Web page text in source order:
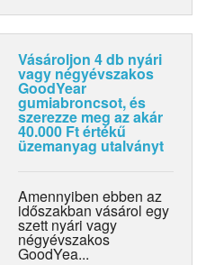
Vásároljon 4 db nyári
vagy négyévszakos
GoodYear
gumiabroncsot, és
szerezze meg az akár
40.000 Ft értékű
üzemanyag utalványt
Amennyiben ebben az
időszakban vásárol egy
szett nyári vagy
négyévszakos
GoodYea...